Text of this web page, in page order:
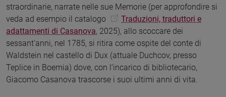
straordinarie, narrate nelle sue Memorie (per approfondire si
veda ad esempio il catalogo
Traduzioni, traduttori e
adattamenti di Casanova, 2025), allo scoccare dei
sessant'anni, nel 1785, si ritira come ospite del conte di
Waldstein nel castello di Dux (attuale Duchcov, presso
Teplice in Boemia) dove, con l’incarico di bibliotecario,
Giacomo Casanova trascorse i suoi ultimi anni di vita.